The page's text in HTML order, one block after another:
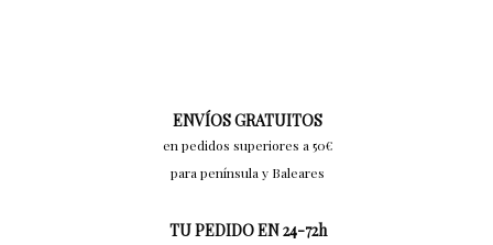
ENVÍOS GRATUITOS
en pedidos superiores a 50€
para península y Baleares
TU PEDIDO EN 24-72h